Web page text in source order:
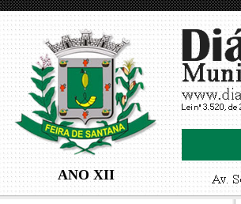
ANO XII